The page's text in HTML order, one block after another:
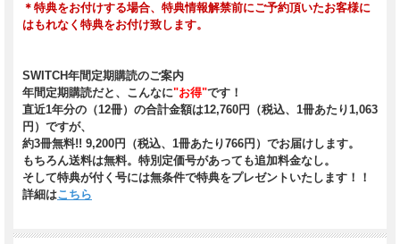
＊特典をお付けする場合、特典情報解禁前にご予約頂いたお客様に
はもれなく特典をお付け致します。
SWITCH年間定期購読のご案内
年間定期購読だと、こんなに"お得"です！
直近1年分の（12冊）の合計金額は12,760円（税込、1冊あたり1,063
円）ですが、
約3冊無料!! 9,200円（税込、1冊あたり766円） でお届けします。
もちろん送料は無料。特別定価号があっても追加料金なし。
そして特典が付く号には無条件で特典をプレゼントいたします！！
詳細はこちら